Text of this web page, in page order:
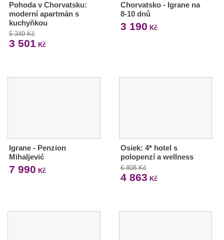
Pohoda v Chorvatsku:
moderní apartmán s
kuchyňkou
5 349 Kč
3 501 Kč
Chorvatsko - Igrane na
8-10 dnů
3 190 Kč
Igrane - Penzion
Mihaljević
7 990 Kč
Osiek: 4* hotel s
polopenzí a wellness
6 808 Kč
4 863 Kč